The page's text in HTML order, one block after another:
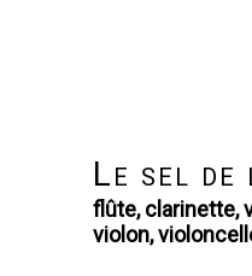
Le sel
flûte, clarinette,
violon,